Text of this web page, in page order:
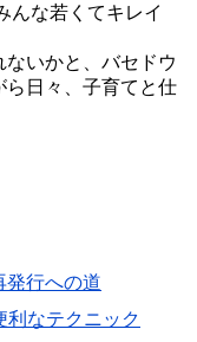
んな若くてキレイ
いかと、バセドウ
ら日々、子育てと仕
発行への道
なテクニック